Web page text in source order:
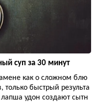
суп за 30 минут
как о сложном блю
быстрый результа
лапша удон создают сытн